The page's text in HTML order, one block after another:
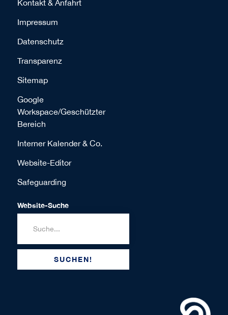
Kontakt & Anfahrt
Impressum
Datenschutz
Transparenz
Sitemap
Google
Workspace/Geschützter
Bereich
Interner Kalender & Co.
Website-Editor
Safeguarding
Website-Suche